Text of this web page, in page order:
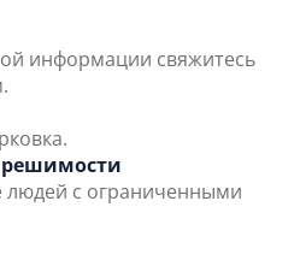
информации свяжитесь
людей с ограниченными